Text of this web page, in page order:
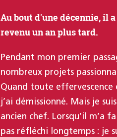
Au bout d'une décennie, il
revenu un an plus tard.
Pendant mon premier
nombreux projets
Quand toute
j’ai démissionné. Mais je
ancien chef. Lorsqu’il m’a
pas réfléchi longtemps : je